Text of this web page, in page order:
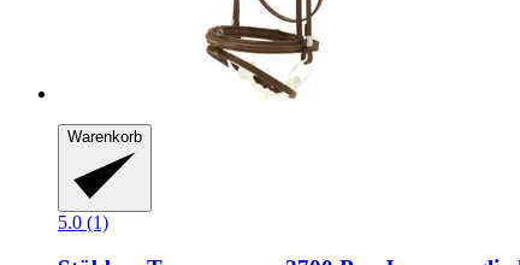
Warenkorb
5.0 (1)